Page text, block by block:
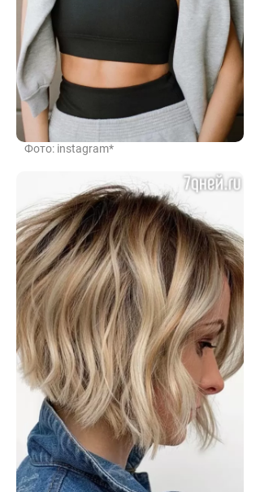
Фото: instagram*